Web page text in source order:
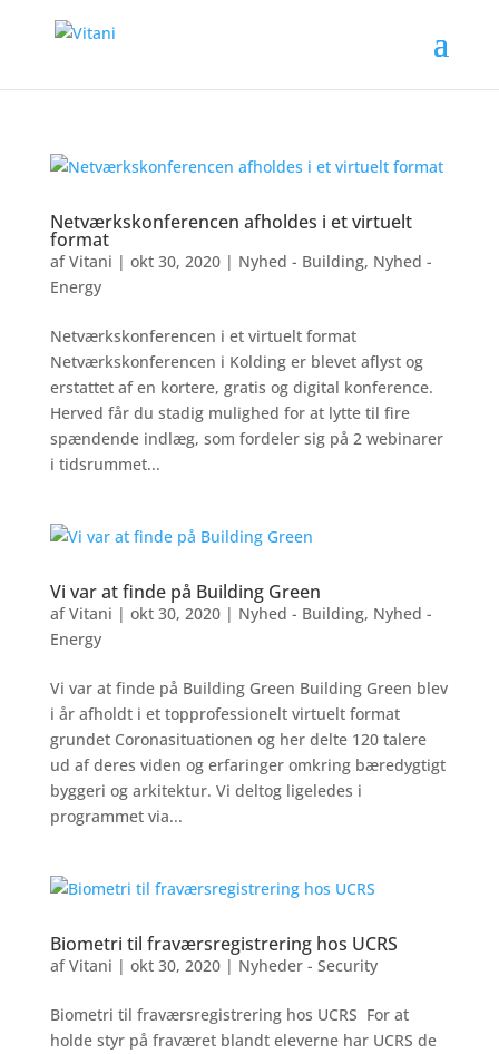
Netværkskonferencen afholdes i et virtuelt
format
afVitani | okt 30, 2020| Nyhed - Building, Nyhed -
Energy
Netværkskonferencen i et virtuelt format
Netværkskonferencen i Kolding er blevet aflyst og
erstattet af en kortere, gratis og digital konference.
Herved får du stadig mulighed for at lytte til fire
spændende indlæg, som fordeler sig på 2 webinarer
i tidsrummet...
Vi var at finde på Building Green
afVitani | okt 30, 2020| Nyhed - Building, Nyhed -
Energy
Vi var at finde på Building Green Building Green blev
i år afholdt i et topprofessionelt virtuelt format
grundet Coronasituationen og her delte 120 talere
ud af deres viden og erfaringer omkring bæredygtigt
byggeri og arkitektur. Vi deltog ligeledes i
programmet via...
Biometri til fraværsregistrering hos UCRS
afVitani | okt 30, 2020| Nyheder - Security
Biometri til fraværsregistrering hos UCRS For at
holde styr på fraværet blandt eleverne har UCRS de